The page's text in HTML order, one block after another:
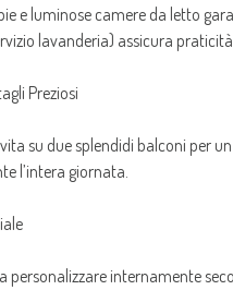
e luminose camere da letto
lavanderia) assicura
Preziosi
su due splendidi balconi per
l’intera giornata.
personalizzare internamente